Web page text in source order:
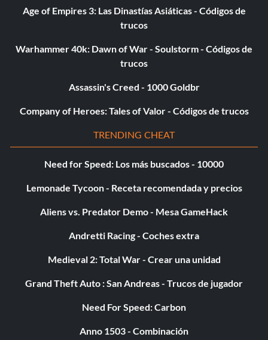
Age of Empires 3: Las Dinastías Asiáticas - Códigos de
trucos
Warhammer 40k: Dawn of War - Soulstorm - Códigos de
trucos
Assassin's Creed - 1000 Goldbr
Company of Heroes: Tales of Valor - Códigos de trucos
TRENDING CHEAT
Need for Speed: Los más buscados - 10000
Lemonade Tycoon - Receta recomendada y precios
Aliens vs. Predator Demo - Mesa GameHack
Andretti Racing - Coches extra
Medieval 2: Total War - Crear una unidad
Grand Theft Auto : San Andreas - Trucos de jugador
Need For Speed: Carbon
Anno 1503 - Combinación